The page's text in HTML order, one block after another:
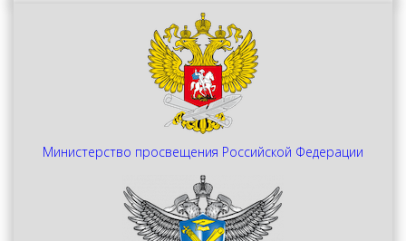
Министерство просвещения Российской Федерации